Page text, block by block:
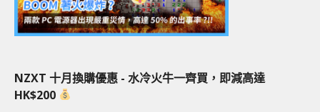
NZXT 十月換購優惠 - 水冷火牛一齊買，即減高達
HK$200